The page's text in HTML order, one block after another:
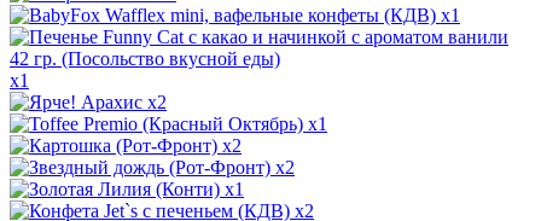
x1
x1
x2
x1
x2
x2
x1
x2